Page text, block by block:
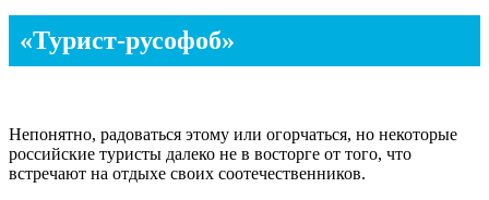
«Турист-русофоб»
Непонятно, радоваться этому или огорчаться, но некоторые
российские туристы далеко не в восторге от того, что
встречают на отдыхе своих соотечественников.